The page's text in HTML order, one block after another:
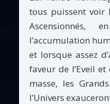
tous puissent voir
l’accumulation
et lorsque assez
faveur de l’Eveil
masse, les
l’Univers